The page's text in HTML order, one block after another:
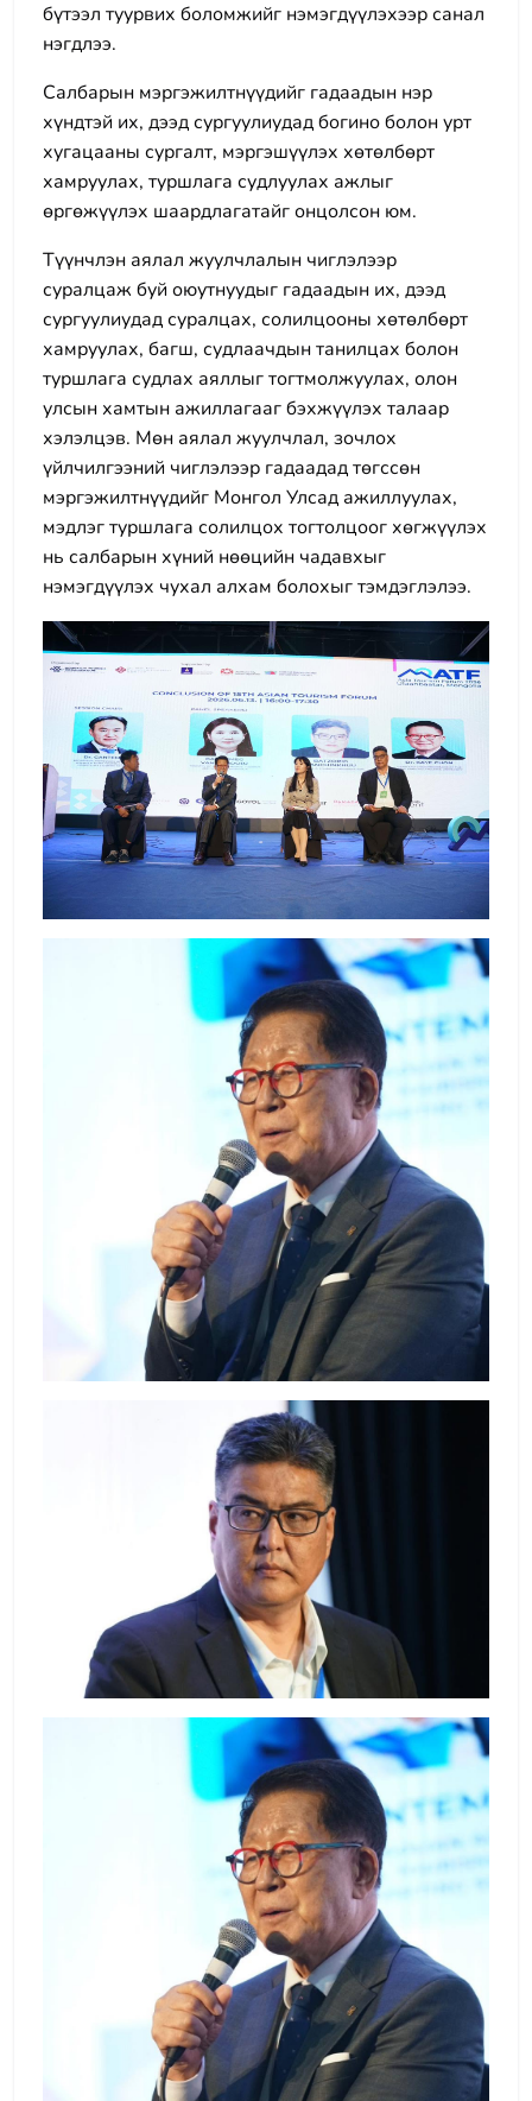
бүтээл туурвих боломжийг нэмэгдүүлэхээр санал
нэгдлээ.
Салбарын мэргэжилтнүүдийг гадаадын нэр
хүндтэй их, дээд сургуулиудад богино болон урт
хугацааны сургалт, мэргэшүүлэх хөтөлбөрт
хамруулах, туршлага судлуулах ажлыг
өргөжүүлэх шаардлагатайг онцолсон юм.
Түүнчлэн аялал жуулчлалын чиглэлээр
суралцаж буй оюутнуудыг гадаадын их, дээд
сургуулиудад суралцах, солилцооны хөтөлбөрт
хамруулах, багш, судлаачдын танилцах болон
туршлага судлах аяллыг тогтмолжуулах, олон
улсын хамтын ажиллагааг бэхжүүлэх талаар
хэлэлцэв. Мөн аялал жуулчлал, зочлох
үйлчилгээний чиглэлээр гадаадад төгссөн
мэргэжилтнүүдийг Монгол Улсад ажиллуулах,
мэдлэг туршлага солилцох тогтолцоог хөгжүүлэх
нь салбарын хүний нөөцийн чадавхыг
нэмэгдүүлэх чухал алхам болохыг тэмдэглэлээ.